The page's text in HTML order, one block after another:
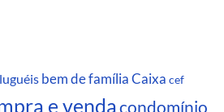
bem de família Caixa cef
e vendacondomínio